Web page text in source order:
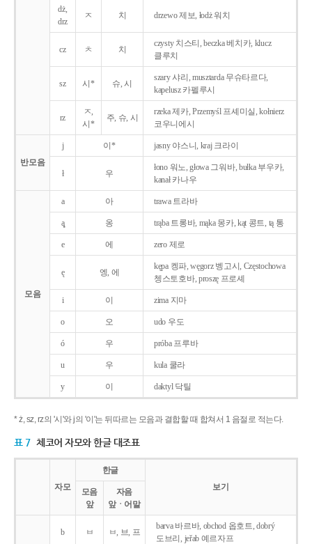
dż,
drz
ㅈ 치 drzewo 제보, łodż 워치
cz ㅊ 치
czysty 치스티, beczka 베치카, klucz
클루치
sz 시* 슈, 시
szary 샤리, musztarda 무슈타르다,
kapelusz 카펠루시
rz
ㅈ,
시*
주, 슈, 시
rzeka 제카, Przemyśl 프셰미실, kołnierz
코우니에시
반모음
j 이* jasny 야스니, kraj 크라이
ł 우
łono 워노, głowa 그워바, bułka 부우카,
kanał 카나우
모음
a 아 trawa 트라바
ą̨ 옹 trąba 트롱바, mąka 몽카, kąt 콩트, tą 통
e 에 zero 제로
ę 엥, 에
kępa 켕파, węgorz 벵고시, Częstochowa
쳉스토호바, proszę 프로셰
i 이 zima 지마
o 오 udo 우도
ó 우 próba 프루바
u 우 kula 쿨라
y 이 daktyl 닥틸
* ż, sz, rz의 '시'와 j의 '이'는 뒤따르는 모음과 결합할 때 합쳐서 1 음절로 적는다.
표 7 체코어 자모와 한글 대조표
자모
한글
보기
모음
앞
자음
앞ㆍ어말
b ㅂ ㅂ, 브, 프
barva 바르바, obchod 옵호트, dobrý
도브리, jeřab 예르자프